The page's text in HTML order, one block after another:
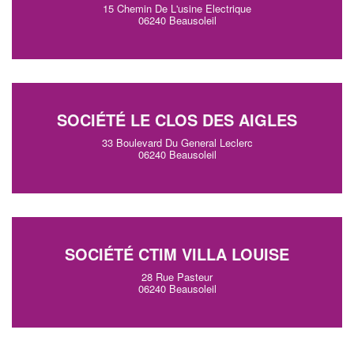
15 Chemin De L'usine Electrique
06240 Beausoleil
SOCIÉTÉ LE CLOS DES AIGLES
33 Boulevard Du General Leclerc
06240 Beausoleil
SOCIÉTÉ CTIM VILLA LOUISE
28 Rue Pasteur
06240 Beausoleil